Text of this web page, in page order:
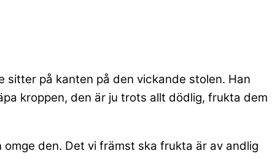
på kanten på den vickande stolen. Han
kroppen, den är ju trots allt dödlig, frukta dem
den. Det vi främst ska frukta är av andlig